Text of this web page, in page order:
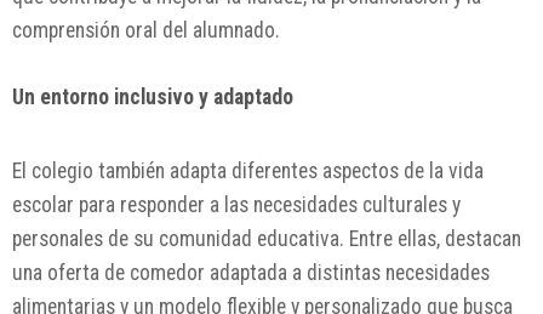
comprensión oral del alumnado.
Un entorno inclusivo y adaptado
El colegio también adapta diferentes aspectos de la vida
escolar para responder a las necesidades culturales y
personales de su comunidad educativa. Entre ellas, destacan
una oferta de comedor adaptada a distintas necesidades
alimentarias y un modelo flexible y personalizado que busca